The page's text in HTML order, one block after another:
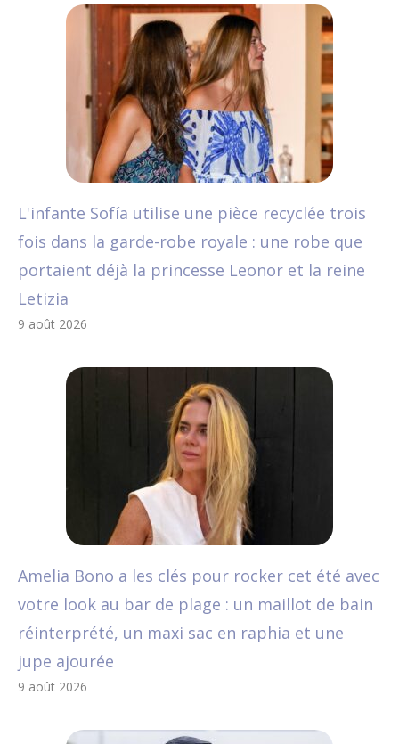
L'infante Sofía utilise une pièce recyclée trois
fois dans la garde-robe royale : une robe que
portaient déjà la princesse Leonor et la reine
Letizia
9 août 2026
Amelia Bono a les clés pour rocker cet été avec
votre look au bar de plage : un maillot de bain
réinterprété, un maxi sac en raphia et une
jupe ajourée
9 août 2026